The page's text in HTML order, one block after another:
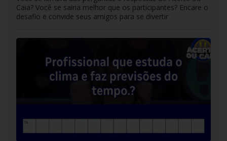
Caia? Você se sairia melhor que os participantes? Encare o
desafio e convide seus amigos para se divertir